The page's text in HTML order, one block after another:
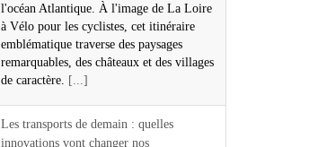
l'océan Atlantique. À l'image de La Loire
à Vélo pour les cyclistes, cet itinéraire
emblématique traverse des paysages
remarquables, des châteaux et des villages
de caractère.
[...]
Les transports de demain : quelles
innovations vont changer nos